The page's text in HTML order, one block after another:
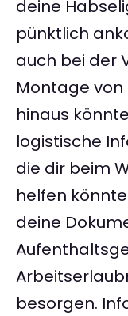
deine
pünktlich
auch bei der
Montage
hinaus
logistische
die dir beim
helfen
deine
besorgen.